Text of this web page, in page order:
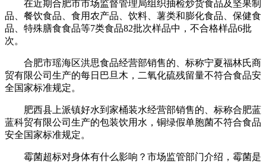
在近期合肥市市场监督管理局组织抽检炒货食品及坚果制
品、餐饮食品、食用农产品、饮料、薯类和膨化食品、保健食
品、特殊膳食食品等7类食品82批次样品中，不合格样品6批
次。
合肥市瑶海区洪思食品经营部销售的、标称宁夏福林氏商
贸有限公司生产的每日巴旦木，二氧化硫残留量不符合食品安
全国家标准规定。
肥西县上派镇好水到家桶装水经营部销售的、标称合肥蓝
蓝科贸有限公司生产的包装饮用水，铜绿假单胞菌不符合食品
安全国家标准规定。
霉菌超标对身体有什么影响？市场监管部门介绍，霉菌是